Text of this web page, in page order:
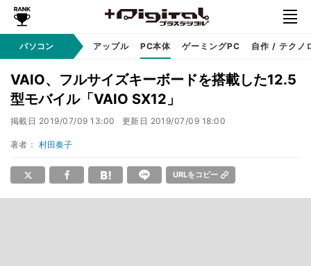
パソコンWindows アップル PC本体 ゲーミングPC 自作 / テクノ
VAIO、フルサイズキーボードを搭載した12.5
型モバイル「VAIO SX12」
掲載日 2019/07/09 13:00 更新日 2019/07/09 18:00
著者： 村田奏子
URLをコピー